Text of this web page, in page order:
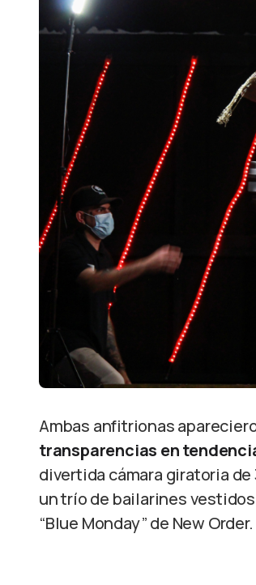
Ambas anfitrionas
transparencias en
divertida cámara giratoria
un trío de bailarines
“Blue Monday” de New Order.